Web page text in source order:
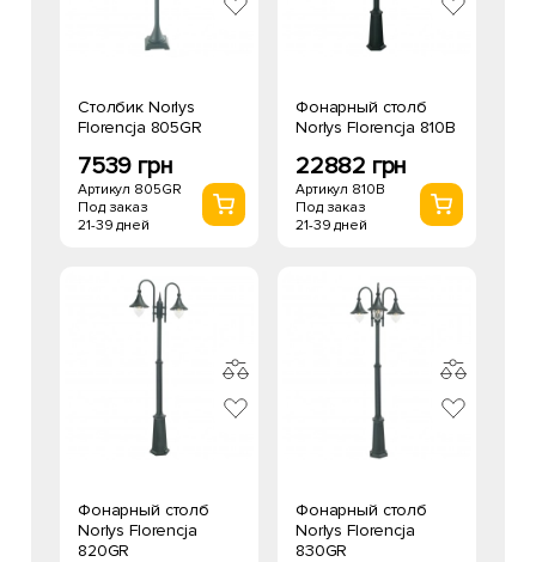
Столбик Norlys
Florencja 805GR
7539 грн
Артикул 805GR
Под заказ
21-39 дней
Фонарный столб
Norlys Florencja 810B
22882 грн
Артикул 810B
Под заказ
21-39 дней
Фонарный столб
Norlys Florencja
820GR
Фонарный столб
Norlys Florencja
830GR